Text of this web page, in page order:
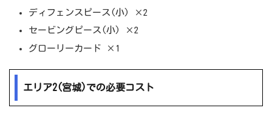
ディフェンスピース(小) ×2
セービングピース(小) ×2
グローリーカード ×1
エリア2(宮城)での必要コスト